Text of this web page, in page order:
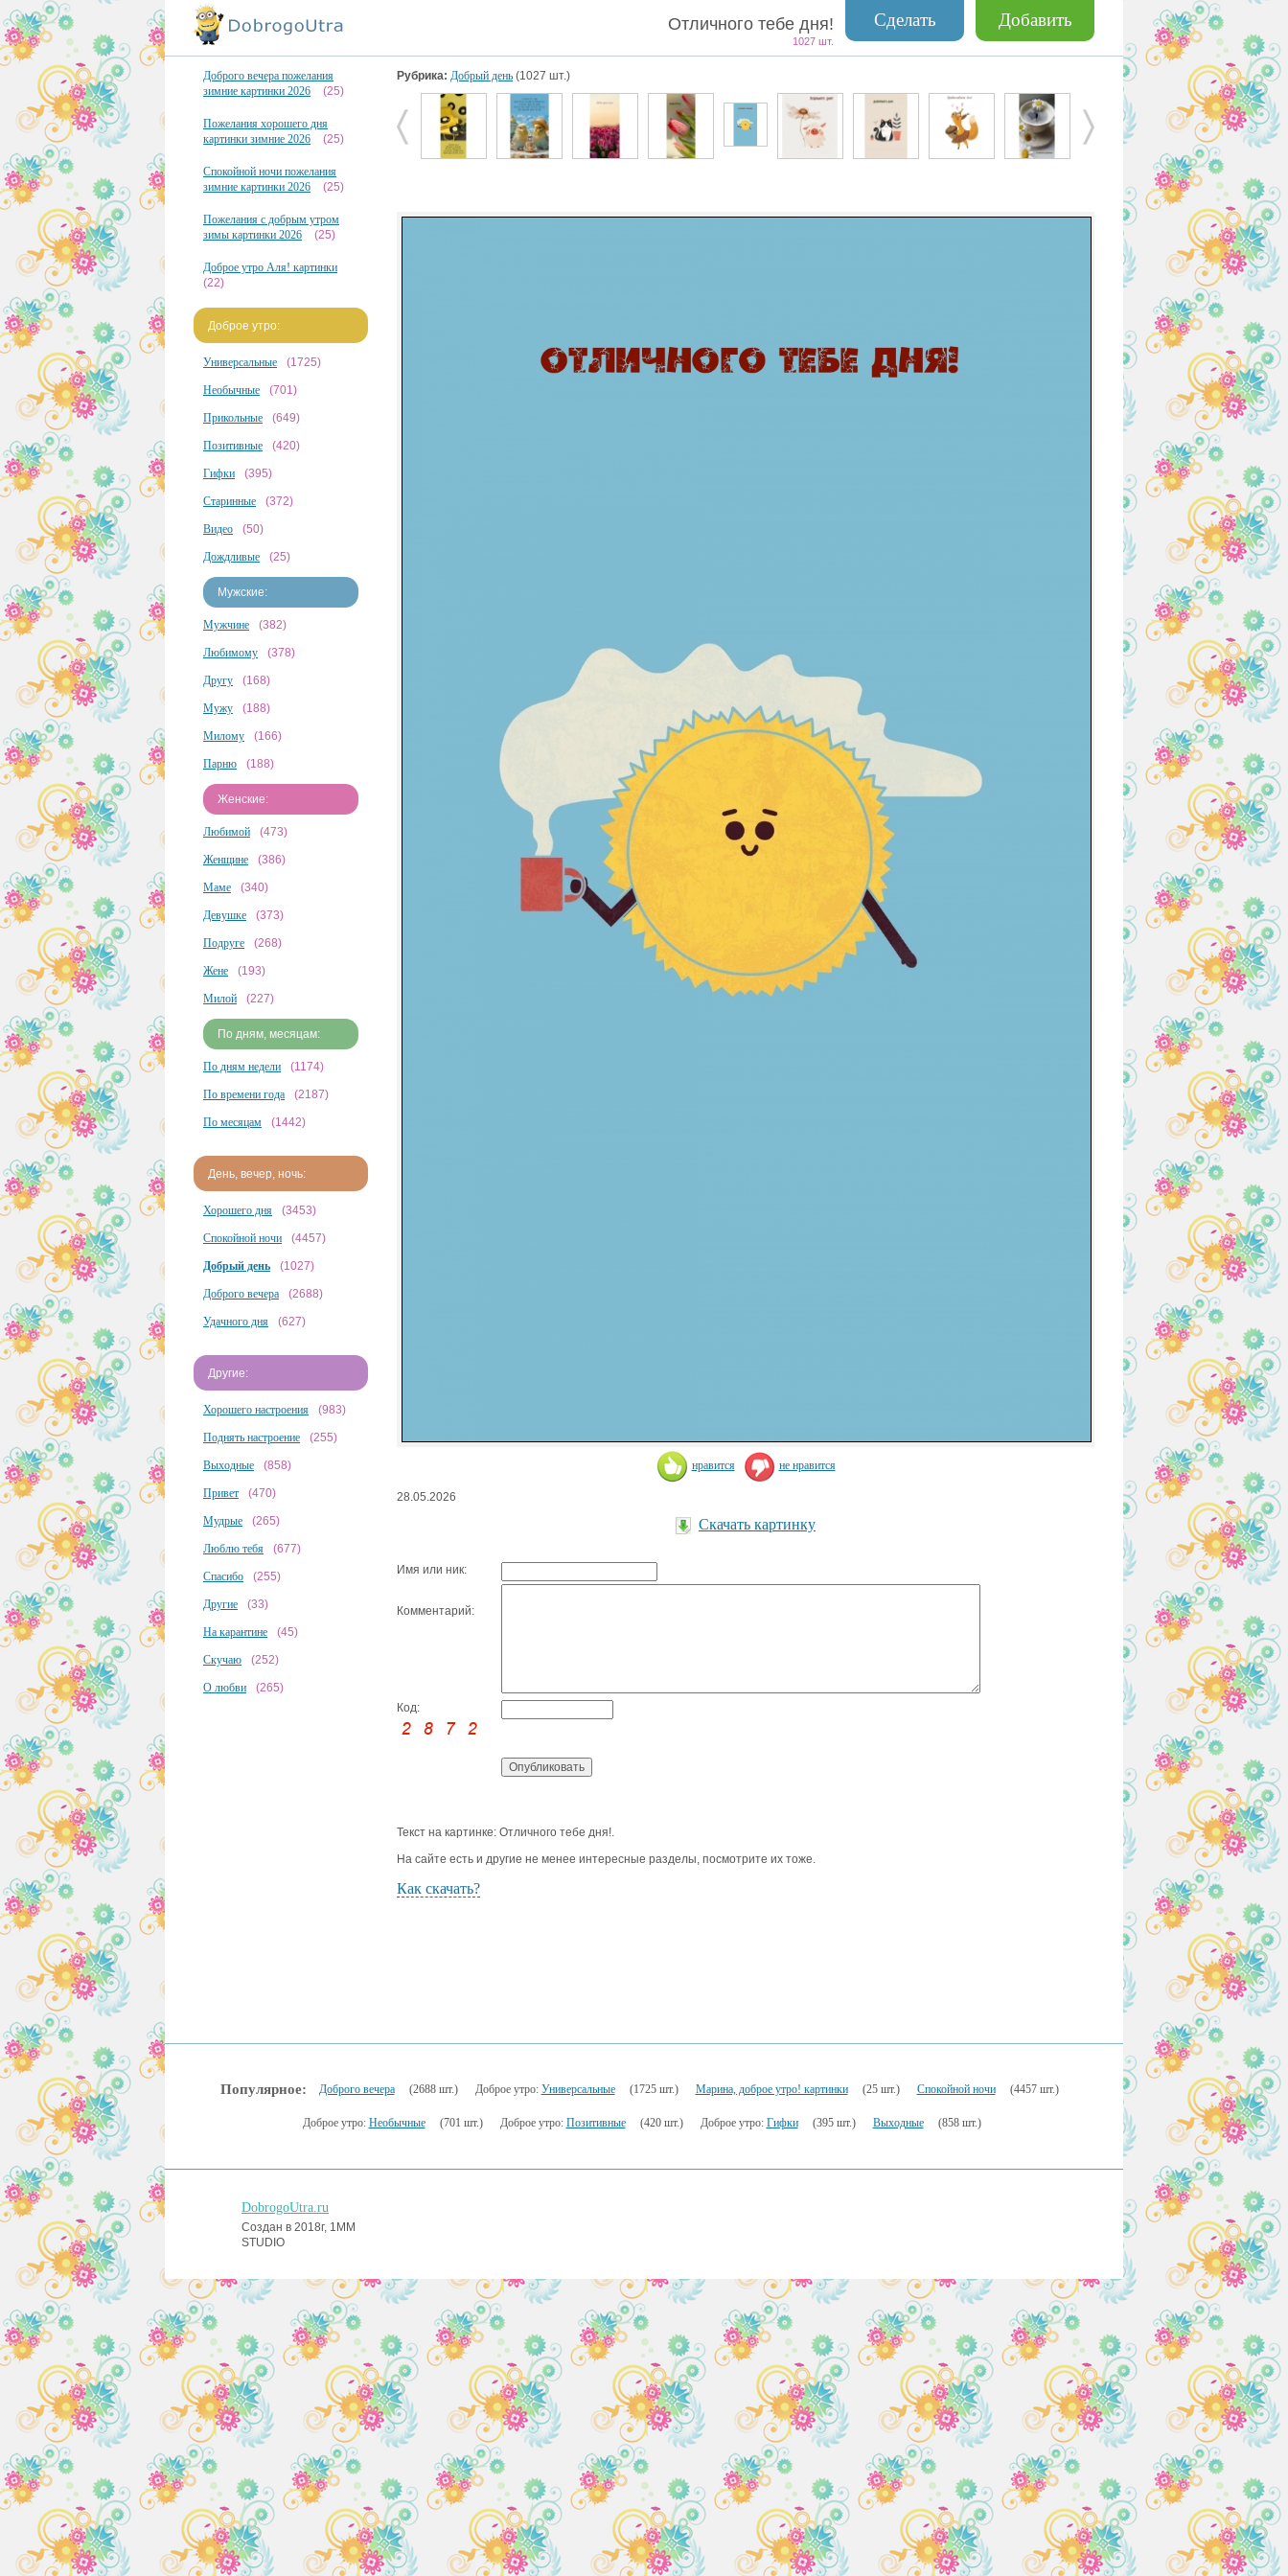
Добавить
Сделать
Отличного тебе дня!
1027 шт.
Доброго вечера пожелания
зимние картинки 2026
(25)
Пожелания хорошего дня
картинки зимние 2026
(25)
Спокойной ночи пожелания
зимние картинки 2026
(25)
Пожелания с добрым утром
зимы картинки 2026
(25)
Доброе утро Аля! картинки
(22)
Доброе утро:
Универсальные (1725)
Необычные (701)
Прикольные (649)
Позитивные (420)
Гифки (395)
Старинные (372)
Видео (50)
Дождливые (25)
Мужские:
Мужчине (382)
Любимому (378)
Другу (168)
Мужу (188)
Милому (166)
Парню (188)
Женские:
Любимой (473)
Женщине (386)
Маме (340)
Девушке (373)
Подруге (268)
Жене (193)
Милой (227)
По дням, месяцам:
По дням недели (1174)
По времени года (2187)
По месяцам (1442)
День, вечер, ночь:
Хорошего дня (3453)
Спокойной ночи (4457)
Добрый день (1027)
Доброго вечера (2688)
Удачного дня (627)
Другие:
Хорошего настроения (983)
Поднять настроение (255)
Выходные (858)
Привет (470)
Мудрые (265)
Люблю тебя (677)
Спасибо (255)
Другие (33)
На карантине (45)
Скучаю (252)
О любви (265)
Рубрика: Добрый день (1027 шт.)
нравится не нравится
28.05.2026
Скачать картинку
Имя или ник:
Комментарий:
Код:
Текст на картинке: Отличного тебе дня!.
На сайте есть и другие не менее интересные разделы, посмотрите их тоже.
Как скачать?
Популярное: Доброго вечера (2688 шт.) Доброе утро: Универсальные (1725 шт.) Марина, доброе утро! картинки (25 шт.) Спокойной ночи (4457 шт.)
Доброе утро: Необычные (701 шт.) Доброе утро: Позитивные (420 шт.) Доброе утро: Гифки (395 шт.) Выходные (858 шт.)
DobrogoUtra.ru
Создан в 2018г, 1MM
STUDIO